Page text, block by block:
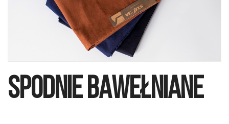
SPODNIE BAWEŁNIANE